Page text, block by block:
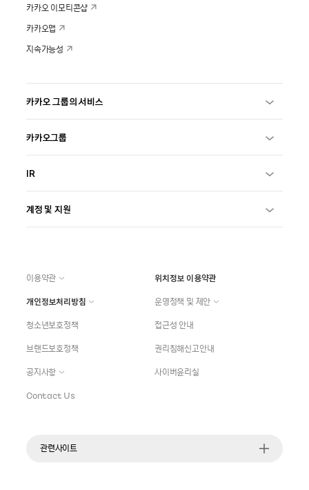
카카오 이모티콘샵
카카오맵
지속가능성
카카오 그룹의 서비스
카카오그룹
IR
계정 및 지원
이용약관
위치정보 이용약관
개인정보처리방침
운영정책 및 제안
청소년보호정책
접근성 안내
브랜드보호정책
권리침해신고안내
공지사항
사이버윤리실
Contact Us
관련사이트